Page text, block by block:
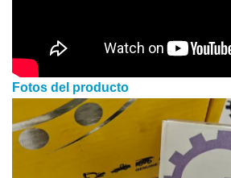
Fotos del producto